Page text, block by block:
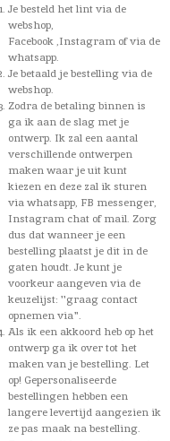
Je besteld het lint via de
webshop,
Facebook ,Instagram of via de
whatsapp.
Je betaald je bestelling via de
webshop.
Zodra de betaling binnen is
ga ik aan de slag met je
ontwerp. Ik zal een aantal
verschillende ontwerpen
maken waar je uit kunt
kiezen en deze zal ik sturen
via whatsapp, FB messenger,
Instagram chat of mail. Zorg
dus dat wanneer je een
bestelling plaatst je dit in de
gaten houdt. Je kunt je
voorkeur aangeven via de
keuzelijst: ''graag contact
opnemen via".
Als ik een akkoord heb op het
ontwerp ga ik over tot het
maken van je bestelling. Let
op! Gepersonaliseerde
bestellingen hebben een
langere levertijd aangezien ik
ze pas maak na bestelling.